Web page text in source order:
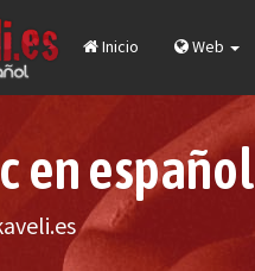
Inicio Web
en español